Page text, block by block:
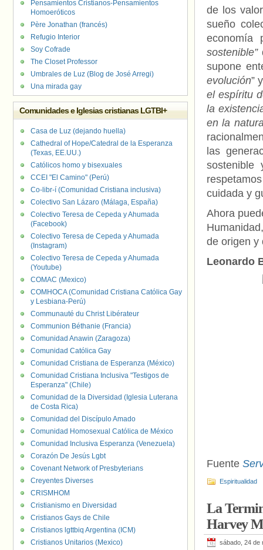
de los
sueño
economía
sostenible”
supone
evolución”
el espíritu
la
en la
las
sostenible
cuidada y
Ahora
de origen y
Leonardo
Fuente
Espiritualidad
La
Harvey
sábado, 24 de
Pensamientos Cristianos-Pensamientos
Homoeróticos
Père Jonathan (francés)
Refugio Interior
Soy Cofrade
The Closet Professor
Umbrales de Luz (Blog de José Arregi)
Una mirada gay
Comunidades e Iglesias cristianas LGTBI+
Casa de Luz (dejando huella)
Cathedral of Hope/Catedral de la Esperanza
(Texas, EE.UU.)
Católicos homo y bisexuales
CCEI "El Camino" (Perú)
Co-libr-í (Comunidad Cristiana inclusiva)
Colectivo San Lázaro (Málaga, España)
Colectivo Teresa de Cepeda y Ahumada
(Facebook)
Colectivo Teresa de Cepeda y Ahumada
(Instagram)
Colectivo Teresa de Cepeda y Ahumada
(Youtube)
COMAC (Mexico)
COMHOCA (Comunidad Cristiana Católica Gay
y Lesbiana-Perú)
Communauté du Christ Libérateur
Communion Béthanie (Francia)
Comunidad Anawin (Zaragoza)
Comunidad Católica Gay
Comunidad Cristiana de Esperanza (México)
Comunidad Cristiana Inclusiva "Testigos de
Esperanza" (Chile)
Comunidad de la Diversidad (Iglesia Luterana
de Costa Rica)
Comunidad del Discípulo Amado
Comunidad Homosexual Católica de México
Comunidad Inclusiva Esperanza (Venezuela)
Corazón De Jesús Lgbt
Covenant Network of Presbyterians
Creyentes Diverses
CRISMHOM
Cristianismo en Diversidad
Cristianos Gays de Chile
Cristianos lgttbiq Argentina (ICM)
Cristianos Unitarios (Mexico)